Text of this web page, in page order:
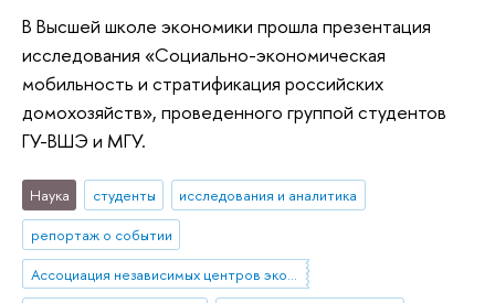
В Высшей школе экономики прошла презентация
исследования «Социально-экономическая
мобильность и стратификация российских
домохозяйств», проведенного группой студентов
ГУ-ВШЭ и МГУ.
Наука студенты
исследования и аналитика
репортаж о событии